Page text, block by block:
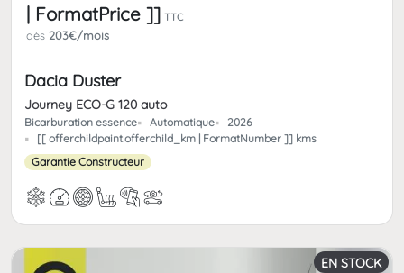
| FormatPrice ]] TTC
dès 203€/mois
Dacia Duster
Journey ECO-G 120 auto
Bicarburation essence Automatique
2026
[[ offerchildpaint.offerchild_km | FormatNumber ]] kms
Garantie Constructeur
EN STOCK